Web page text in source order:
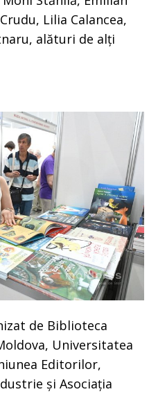
Lilia Calancea,
alături de alți
de Biblioteca
Universitatea
Editorilor,
și Asociația